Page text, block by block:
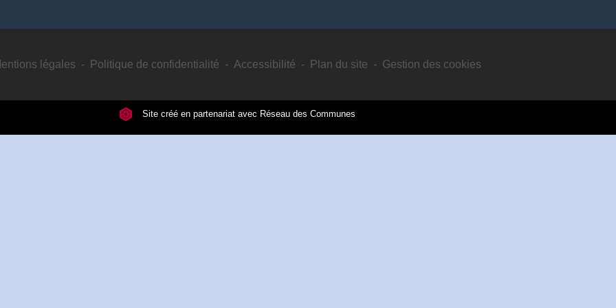
légales - Politique de confidentialité - Accessibilité - Plan du site - Gestion des cookies
Site créé en partenariat avec Réseau des Communes